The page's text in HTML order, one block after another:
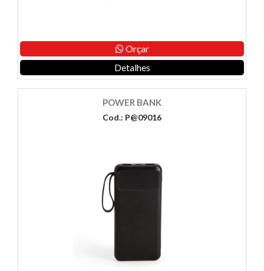
Orçar
Detalhes
POWER BANK
Cod.: P@09016